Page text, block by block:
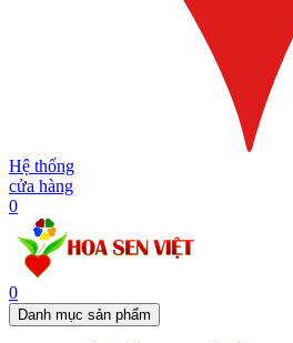
Hệ thống
cửa hàng
0
0
Danh mục sản phẩm